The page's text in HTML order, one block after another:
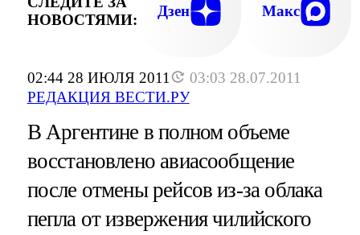
02:44 28 ИЮЛЯ 2011
03:03 28.07.2011
РЕДАКЦИЯ ВЕСТИ.РУ
НОВОСТЯМИ:
Дзен Макс
В Аргентине в полном объеме
восстановлено авиасообщение
после отмены рейсов из-за облака
пепла от извержения чилийского